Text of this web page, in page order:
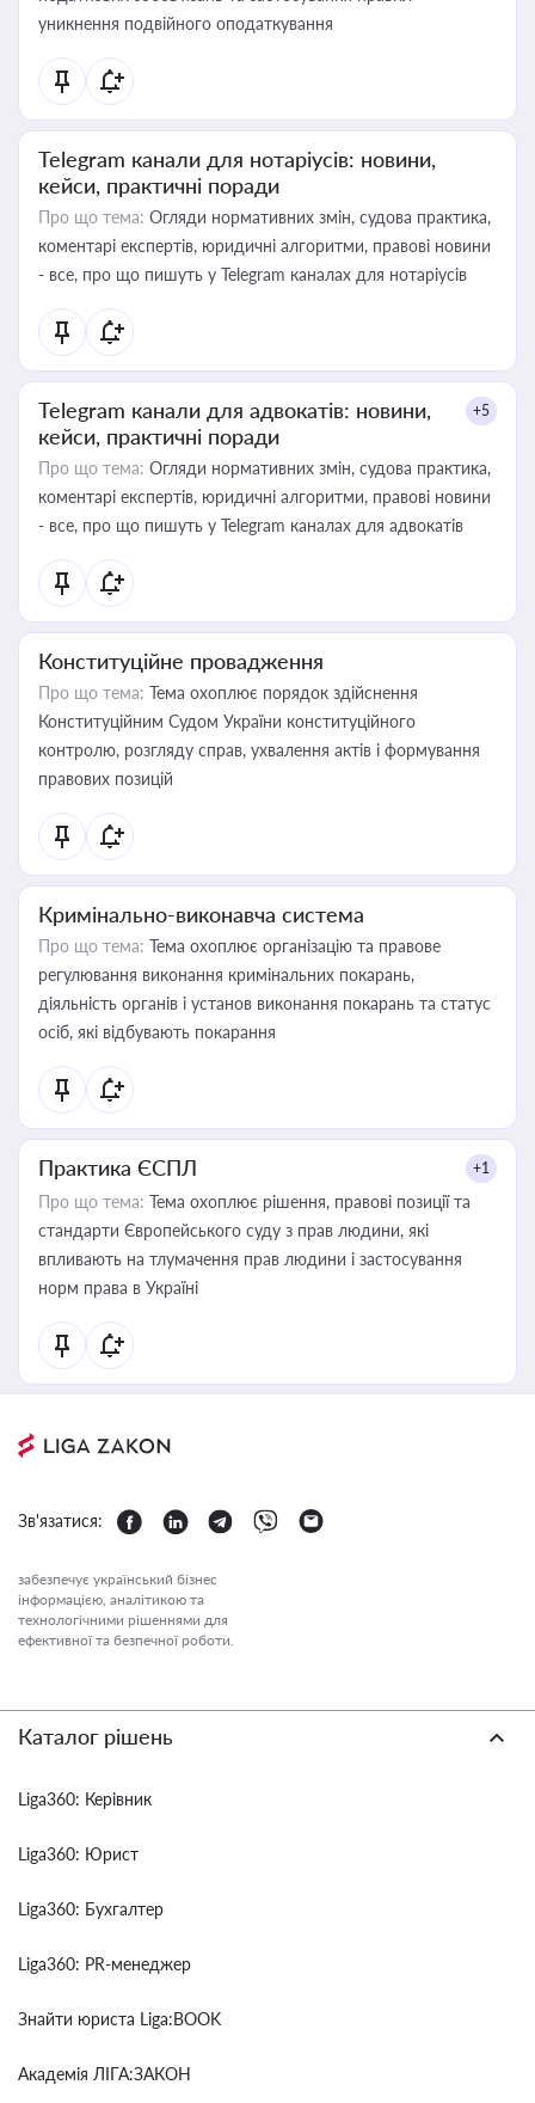
уникнення подвійного оподаткування
Telegram канали для нотаріусів: новини,
кейси, практичні поради
Про що тема: Огляди нормативних змін, судова практика,
коментарі експертів, юридичні алгоритми, правові новини
- все, про що пишуть у Telegram каналах для нотаріусів
Telegram канали для адвокатів: новини,
кейси, практичні поради
+5
Про що тема: Огляди нормативних змін, судова практика,
коментарі експертів, юридичні алгоритми, правові новини
- все, про що пишуть у Telegram каналах для адвокатів
Конституційне провадження
Про що тема: Тема охоплює порядок здійснення
Конституційним Судом України конституційного
контролю, розгляду справ, ухвалення актів і формування
правових позицій
Кримінально-виконавча система
Про що тема: Тема охоплює організацію та правове
регулювання виконання кримінальних покарань,
діяльність органів і установ виконання покарань та статус
осіб, які відбувають покарання
Практика ЄСПЛ +1
Про що тема: Тема охоплює рішення, правові позиції та
стандарти Європейського суду з прав людини, які
впливають на тлумачення прав людини і застосування
норм права в Україні
Зв'язатися:
забезпечує український бізнес
інформацією, аналітикою та
технологічними рішеннями для
ефективної та безпечної роботи.
Каталог рішень
Liga360: Керівник
Liga360: Юрист
Liga360: Бухгалтер
Liga360: PR-менеджер
Знайти юриста Liga:BOOK
Академія ЛІГА:ЗАКОН